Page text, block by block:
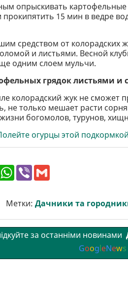
опрыскивать
прокипятить 15 мин в ведре
средством от колорадских
и листьями. Весной
одним слоем мульчи.
грядок листьями и
колорадский жук не сможет
не только мешает расти
богомолов, турунов,
огурцы этой
W
h
s
A
V
r l
Метки: Дачники та
за останніми новинами
GoogleNews